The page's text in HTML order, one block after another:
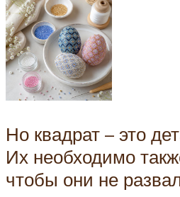
Но квадрат – это
Их необходимо
чтобы они не